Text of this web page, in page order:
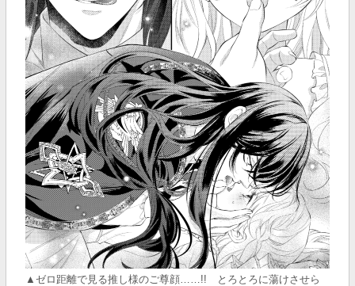
▲ゼロ距離で見る推し様のご尊顔……!! とろとろに蕩けさせら